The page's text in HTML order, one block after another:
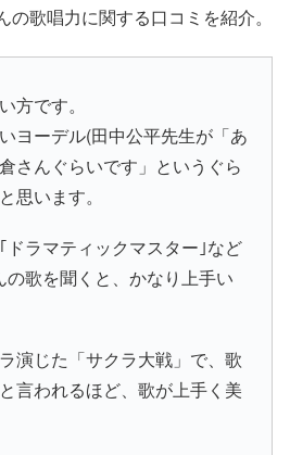
歌唱力に関する口コミを紹介。
方です。
ヨーデル(田中公平先生が「あ
さんぐらいです」というぐら
思います。
ドラマティックマスター｣など
歌を聞くと、かなり上手い
演じた「サクラ大戦」で、歌
言われるほど、歌が上手く美